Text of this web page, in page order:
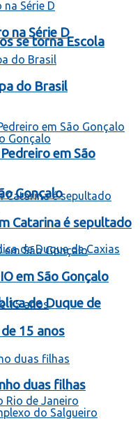
se torna Escola
Gonçalo
de Duque de
na Série D
do Brasil
em São
Catarina é sepultado
em São Gonçalo
15 anos
duas filhas